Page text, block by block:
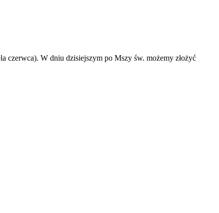
czerwca). W dniu dzisiejszym po Mszy św. możemy złożyć